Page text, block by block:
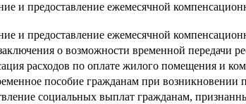
и предоставление ежемесячной
и предоставление ежемесячной
о возможности временной передачи
расходов по оплате жилого помещения и
пособие гражданам при возникновении
социальных выплат гражданам,